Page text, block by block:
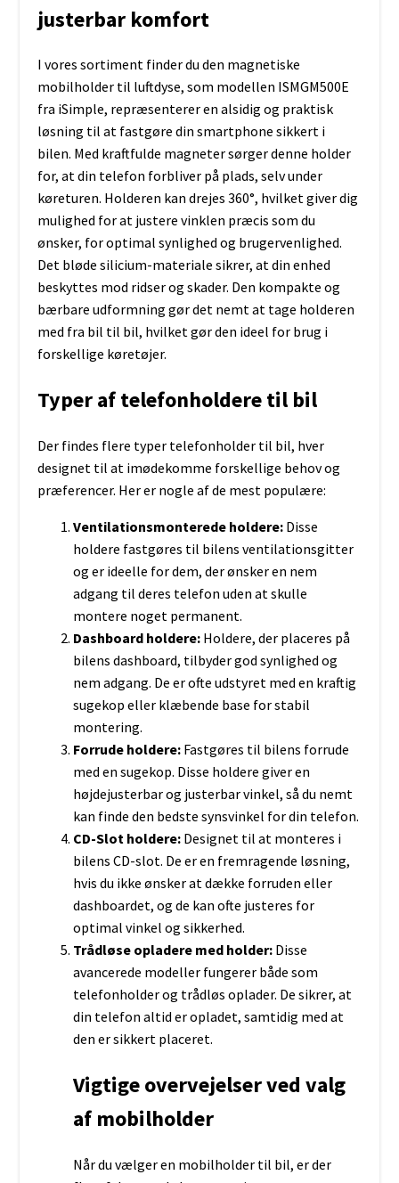
justerbar komfort
I vores sortiment finder du den magnetiske
mobilholder til luftdyse, som modellen ISMGM500E
fra iSimple, repræsenterer en alsidig og praktisk
løsning til at fastgøre din smartphone sikkert i
bilen. Med kraftfulde magneter sørger denne holder
for, at din telefon forbliver på plads, selv under
køreturen. Holderen kan drejes 360°, hvilket giver dig
mulighed for at justere vinklen præcis som du
ønsker, for optimal synlighed og brugervenlighed.
Det bløde silicium-materiale sikrer, at din enhed
beskyttes mod ridser og skader. Den kompakte og
bærbare udformning gør det nemt at tage holderen
med fra bil til bil, hvilket gør den ideel for brug i
forskellige køretøjer.
Typer af telefonholdere til bil
Der findes flere typer telefonholder til bil, hver
designet til at imødekomme forskellige behov og
præferencer. Her er nogle af de mest populære:
Ventilationsmonterede holdere: Disse
holdere fastgøres til bilens ventilationsgitter
og er ideelle for dem, der ønsker en nem
adgang til deres telefon uden at skulle
montere noget permanent.
Dashboard holdere: Holdere, der placeres på
bilens dashboard, tilbyder god synlighed og
nem adgang. De er ofte udstyret med en kraftig
sugekop eller klæbende base for stabil
montering.
Forrude holdere: Fastgøres til bilens forrude
med en sugekop. Disse holdere giver en
højdejusterbar og justerbar vinkel, så du nemt
kan finde den bedste synsvinkel for din telefon.
CD-Slot holdere: Designet til at monteres i
bilens CD-slot. De er en fremragende løsning,
hvis du ikke ønsker at dække forruden eller
dashboardet, og de kan ofte justeres for
optimal vinkel og sikkerhed.
Trådløse opladere med holder: Disse
avancerede modeller fungerer både som
telefonholder og trådløs oplader. De sikrer, at
din telefon altid er opladet, samtidig med at
den er sikkert placeret.
Vigtige overvejelser ved valg
af mobilholder
Når du vælger en mobilholder til bil, er der